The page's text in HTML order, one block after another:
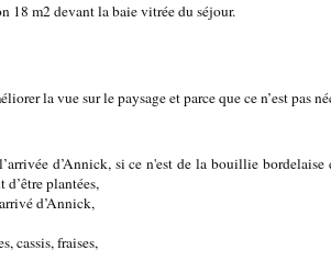
18 m2 devant la baie vitrée du séjour.
la vue sur le paysage et parce que ce n’est pas
d’Annick, si ce n'est de la bouillie
d’être plantées,
d’Annick,
cassis, fraises,